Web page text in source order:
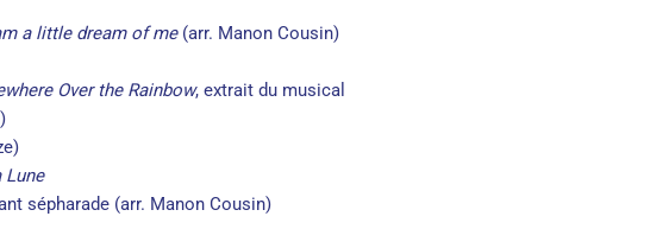
a little dream of me(arr. Manon Cousin)
Over the Rainbow, extrait du musical
Lune
sépharade (arr. Manon Cousin)